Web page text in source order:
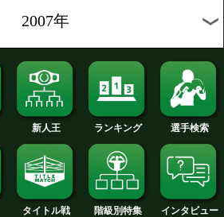
2015年
2014年